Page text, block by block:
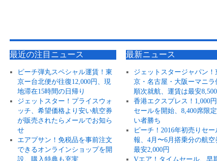
最近の注目ニュース
ピーチ弾丸スペシャル運賃！東
京ー台北便が往復12,000円、現
地滞在15時間の日帰り
ジェットスター！プライスウォ
ッチ、希望価格より安い航空券
が販売されたらメールでお知ら
せ
エアプサン！免税品を事前注文
できるオンラインショップを開
設、購入特典も充実
最新ニュース
ジェットスタージャパン！
京・名古屋・大阪ーマニラ
順次就航、運賃は最安
香港エクスプレス！1,000
セールを開始、8,400席限
い者勝ち
ピーチ！2016年初売りセー
報、4月〜6月搭乗分の航空
最安2,000円
Vエア！タイムセール、早